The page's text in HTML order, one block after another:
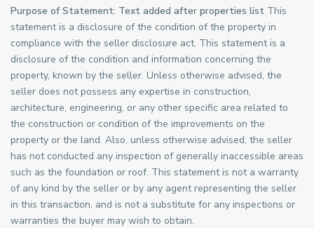
Purpose of Statement: Text added after properties list This
statement is a disclosure of the condition of the property in
compliance with the seller disclosure act. This statement is a
disclosure of the condition and information concerning the
property, known by the seller. Unless otherwise advised, the
seller does not possess any expertise in construction,
architecture, engineering, or any other specific area related to
the construction or condition of the improvements on the
property or the land. Also, unless otherwise advised, the seller
has not conducted any inspection of generally inaccessible areas
such as the foundation or roof. This statement is not a warranty
of any kind by the seller or by any agent representing the seller
in this transaction, and is not a substitute for any inspections or
warranties the buyer may wish to obtain.